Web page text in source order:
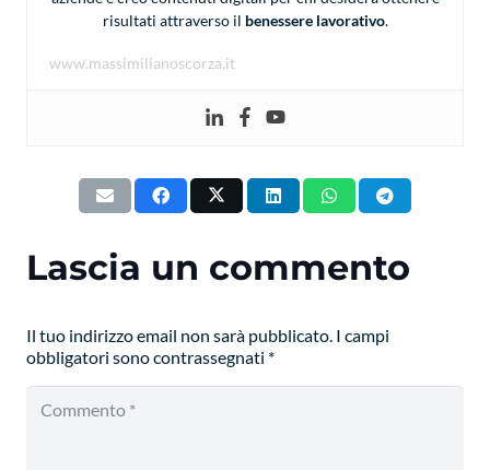
risultati attraverso il benessere lavorativo.
www.massimilianoscorza.it
Lascia un commento
Il tuo indirizzo email non sarà pubblicato. I campi
obbligatori sono contrassegnati *